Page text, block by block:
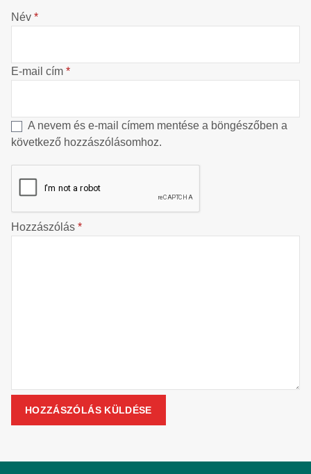
Név *
E-mail cím *
A nevem és e-mail címem mentése a böngészőben a
következő hozzászólásomhoz.
Hozzászólás *